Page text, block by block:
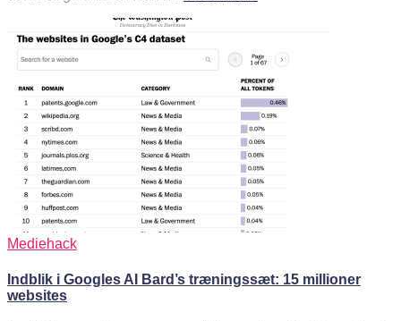
Mediehack
Indblik i Googles AI Bard’s træningssæt: 15 millioner
websites